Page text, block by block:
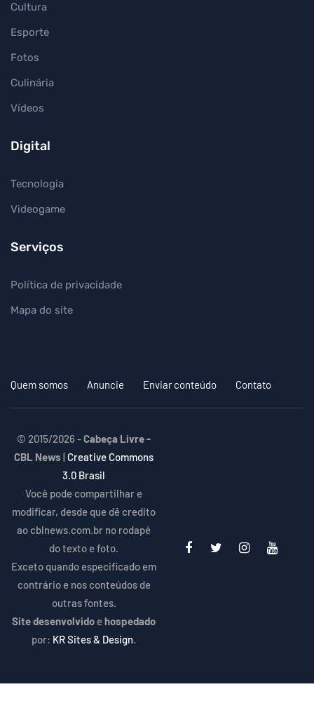
Cultura
Esporte
Fotos
Culinária
Vídeos
Digital
Tecnologia
Videogame
Serviços
Política de privacidade
Mapa do site
Quem somos Anuncie Enviar conteúdo Contato
© 2015/2026 -Cabeça Livre -
CBL News
Creative Commons
3.0 Brasil
Você pode compartilhar e
modificar, desde que dê credito
ao cblnews.com.br no rodapé
do texto e foto.
Exceto quando especificado em
contrário e nos conteúdos de
outras fontes.
Site desenvolvido ehospedado
por: KR Sites & Design.